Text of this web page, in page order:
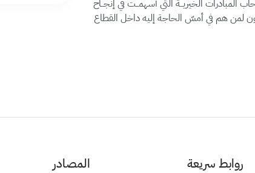
الخيريــة التي أسهمــت في إنجــاح
لمن هم في أمسّ الحاجة إليه داخل القطاع
روابط سريعة المصادر